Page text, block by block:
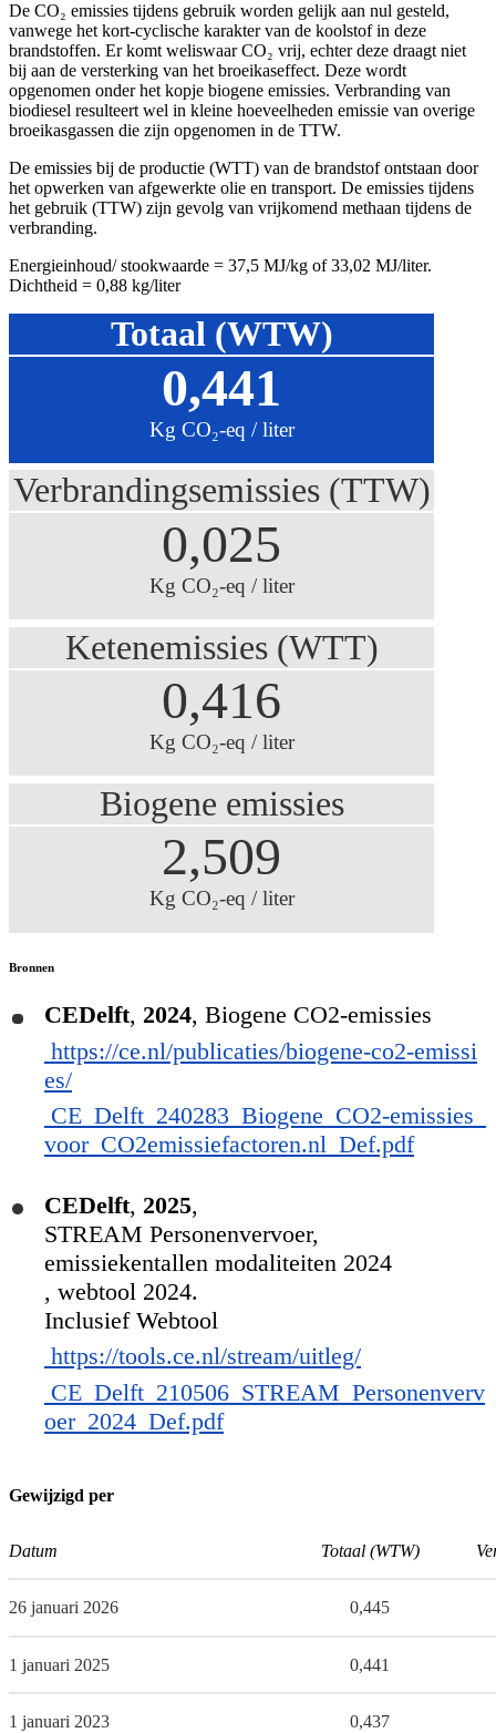
De CO₂ emissies tijdens gebruik worden gelijk aan nul gesteld,
vanwege het kort-cyclische karakter van de koolstof in deze
brandstoffen. Er komt weliswaar CO₂ vrij, echter deze draagt niet
bij aan de versterking van het broeikaseffect. Deze wordt
opgenomen onder het kopje biogene emissies. Verbranding van
biodiesel resulteert wel in kleine hoeveelheden emissie van overige
broeikasgassen die zijn opgenomen in de TTW.
De emissies bij de productie (WTT) van de brandstof ontstaan door
het opwerken van afgewerkte olie en transport. De emissies tijdens
het gebruik (TTW) zijn gevolg van vrijkomend methaan tijdens de
verbranding.
Energieinhoud/ stookwaarde = 37,5 MJ/kg of 33,02 MJ/liter.
Dichtheid = 0,88 kg/liter
Totaal (WTW)
0,441
Kg CO₂-eq / liter
Verbrandingsemissies (TTW)
0,025
Kg CO₂-eq / liter
Ketenemissies (WTT)
0,416
Kg CO₂-eq / liter
Biogene emissies
2,509
Kg CO₂-eq / liter
Bronnen
CEDelft, 2024, Biogene CO2-emissies
https://ce.nl/publicaties/biogene-co2-emissi
es/
CE_Delft_240283_Biogene_CO2-emissies_
voor_CO2emissiefactoren.nl_Def.pdf
CEDelft, 2025,
STREAM Personenvervoer,
emissiekentallen modaliteiten 2024
, webtool 2024.
Inclusief Webtool
https://tools.ce.nl/stream/uitleg/
CE_Delft_210506_STREAM_Personenverv
oer_2024_Def.pdf
Gewijzigd per
Datum Totaal (WTW)
26 januari 2026 0,445
1 januari 2025 0,441
1 januari 2023 0,437